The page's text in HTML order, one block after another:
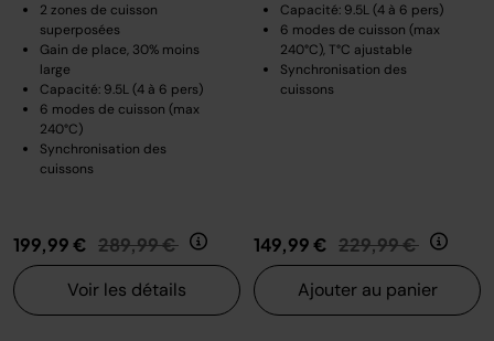
2 zones de cuisson
superposées
Gain de place, 30% moins
large
Capacité: 9.5L (4 à 6 pers)
6 modes de cuisson (max
240°C)
Synchronisation des
cuissons
199,99 € Prix réduit de
289,99 € au
Voir les détails
Capacité: 9.5L (4 à 6 pers)
6 modes de cuisson (max
240°C), T°C ajustable
Synchronisation des
cuissons
149,99 € Prix réduit de
229,99 € au
Ajouter au panier